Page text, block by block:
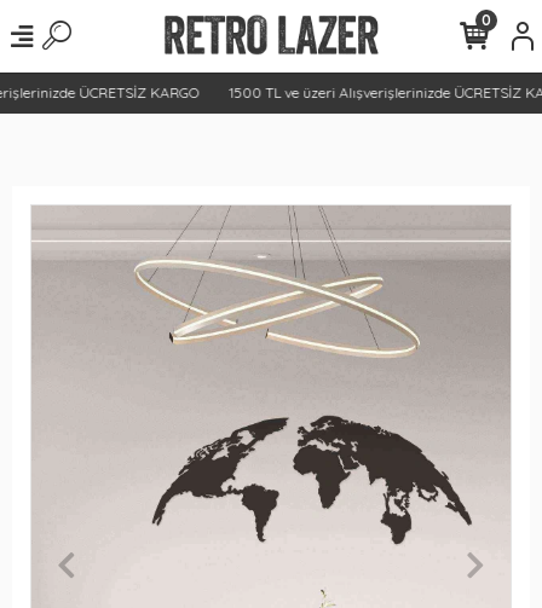
ÜCRETSİZ KARGO 1500 TL ve üzeri Alışverişlerinizde ÜCRETSİZ
0